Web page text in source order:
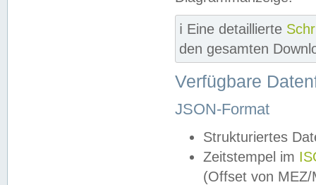
ℹ️ Eine detaillierte
den gesamten
Verfügbare
JSON-Format
Strukturiertes
Zeitstempel im
(Offset von MEZ/